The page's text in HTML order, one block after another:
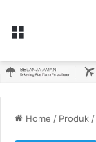
Menu
Home / Produk /